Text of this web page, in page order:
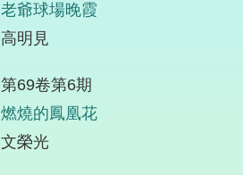
老爺球場晚霞
高明見
第69卷第6期
燃燒的鳳凰花
文榮光